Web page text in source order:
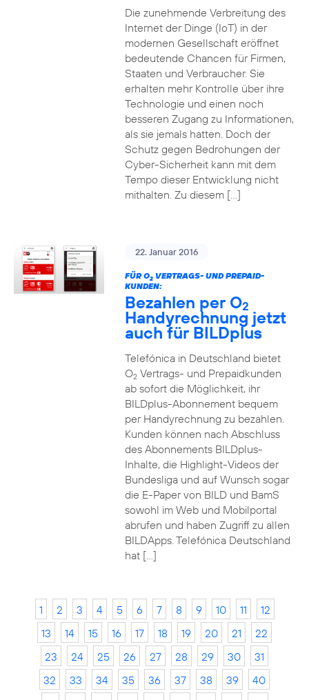
Die zunehmende Verbreitung des
Internet der Dinge (IoT) in der
modernen Gesellschaft eröffnet
bedeutende Chancen für Firmen,
Staaten und Verbraucher. Sie
erhalten mehr Kontrolle über ihre
Technologie und einen noch
besseren Zugang zu Informationen,
als sie jemals hatten. Doch der
Schutz gegen Bedrohungen der
Cyber-Sicherheit kann mit dem
Tempo dieser Entwicklung nicht
mithalten. Zu diesem […]
22. Januar 2016
FÜR O2VERTRAGS- UND PREPAID-
KUNDEN:
Bezahlen per O2
Handyrechnung jetzt
auch für BILDplus
Telefónica in Deutschland bietet
O2Vertrags- und Prepaidkunden
ab sofort die Möglichkeit, ihr
BILDplus-Abonnement bequem
per Handyrechnung zu bezahlen.
Kunden können nach Abschluss
des Abonnements BILDplus-
Inhalte, die Highlight-Videos der
Bundesliga und auf Wunsch sogar
die E-Paper von BILD und BamS
sowohl im Web und Mobilportal
abrufen und haben Zugriff zu allen
BILDApps. Telefónica Deutschland
hat […]
1 2 3 4 5 6 7 8 9 10 11
12
13
14 15 16 17 18 19 20 21
22
23
24 25 26 27 28 29 30
31
32
33 34 35 36 37 38 39
40